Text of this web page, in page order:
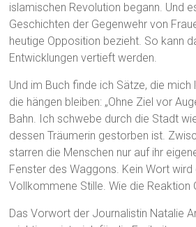
islamischen Revolution begann. Und
Geschichten der Gegenwehr von
heutige Opposition bezieht. So kann
Entwicklungen vertieft werden.
Und im Buch finde ich Sätze, die mich
die hängen bleiben: „Ohne Ziel vor
Bahn. Ich schwebe durch die Stadt
dessen Träumerin gestorben ist.
starren die Menschen nur auf ihr
Fenster des Waggons. Kein Wort
Vollkommene Stille. Wie die Reaktion
Das Vorwort der Journalistin Natalie